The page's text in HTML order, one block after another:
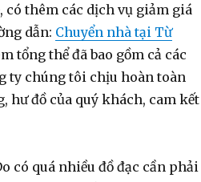
thêm các dịch vụ giảm giá
dẫn: Chuyển nhà tại Từ
tổng thể đã bao gồm cả các
ty chúng tôi chịu hoàn toàn
đồ của quý khách, cam kết
có quá nhiều đồ đạc cần phải